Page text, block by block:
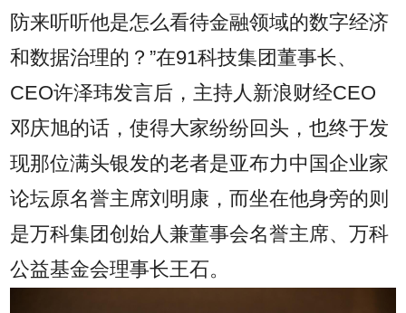
防来听听他是怎么看待金融领域的数字经济
和数据治理的？”在91科技集团董事长、
CEO许泽玮发言后，主持人新浪财经CEO
邓庆旭的话，使得大家纷纷回头，也终于发
现那位满头银发的老者是亚布力中国企业家
论坛原名誉主席刘明康，而坐在他身旁的则
是万科集团创始人兼董事会名誉主席、万科
公益基金会理事长王石。